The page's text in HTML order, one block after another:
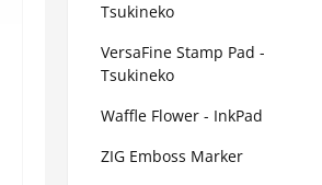
Tsukineko
VersaFine Stamp Pad -
Tsukineko
Waffle Flower - InkPad
ZIG Emboss Marker